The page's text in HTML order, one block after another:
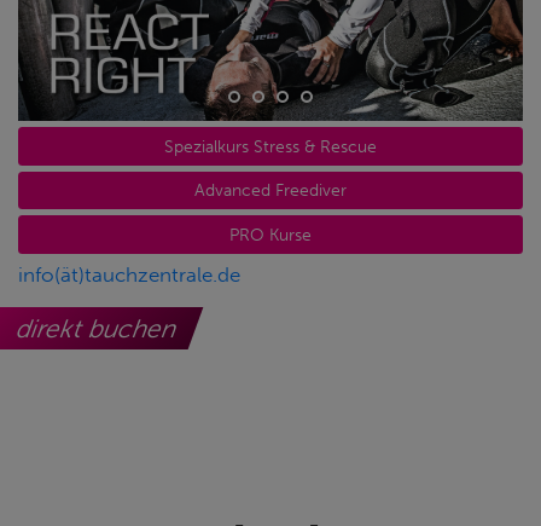
Spezialkurs Stress & Rescue
Advanced Freediver
PRO Kurse
info(ät)tauchzentrale.de
direkt buchen